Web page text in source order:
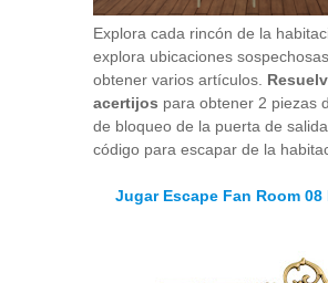
Explora cada rincón de la
explora ubicaciones
obtener varios artículos.
acertijos para obtener 2 piezas
de bloqueo de la puerta de
código para escapar de la
Jugar Escape Fan Room 08